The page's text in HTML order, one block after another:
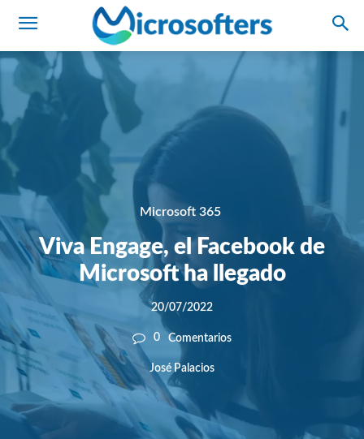
Microsoft 365
Viva Engage, el Facebook de
Microsoft ha llegado
20/07/2022
0 Comentarios
José Palacios